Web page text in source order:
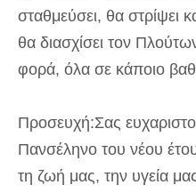
σταθμεύσει, θα στρίψει
θα διασχίσει τον
φορά, όλα σε κάποιο
Προσευχή:Σας
Πανσέληνο του νέου
τη ζωή μας, την υγεία